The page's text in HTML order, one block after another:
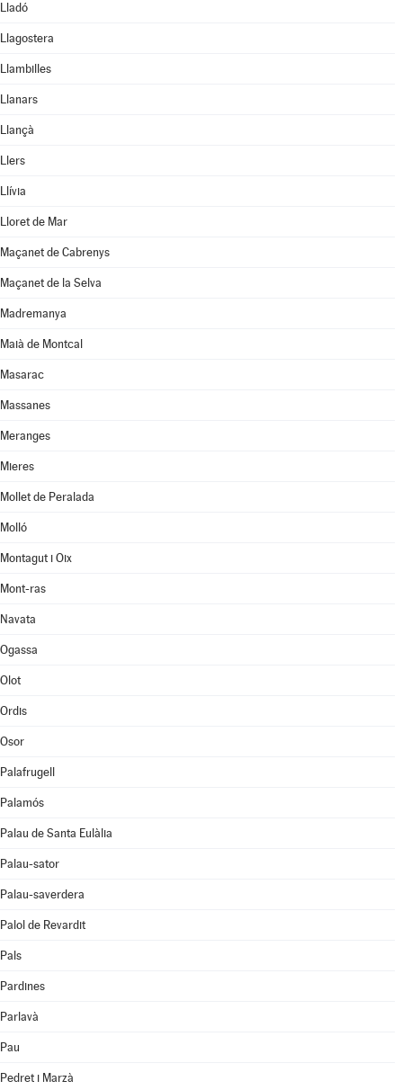
Lladó
Llagostera
Llambilles
Llanars
Llançà
Llers
Llívia
Lloret de Mar
Maçanet de Cabrenys
Maçanet de la Selva
Madremanya
Maià de Montcal
Masarac
Massanes
Meranges
Mieres
Mollet de Peralada
Molló
Montagut i Oix
Mont-ras
Navata
Ogassa
Olot
Ordis
Osor
Palafrugell
Palamós
Palau de Santa Eulàlia
Palau-sator
Palau-saverdera
Palol de Revardit
Pals
Pardines
Parlavà
Pau
Pedret i Marzà